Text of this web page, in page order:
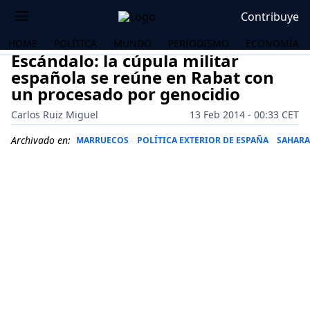
Contribuye
HOME POLÍTICA MUNDO PERIODISMO ECONOMÍA
Escándalo: la cúpula militar
española se reúne en Rabat con
un procesado por genocidio
Carlos Ruiz Miguel
13 Feb 2014 - 00:33 CET
Archivado en: MARRUECOS POLÍTICA EXTERIOR DE ESPAÑA